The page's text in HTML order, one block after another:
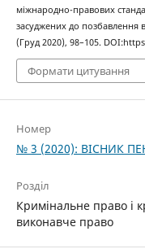
міжнародно-правових
засуджених до позбавлення
(Груд 2020), 98–105.
Формати цитування
Номер
№ 3 (2020): ВІСНИК
Розділ
Кримінальне право і
виконавче право